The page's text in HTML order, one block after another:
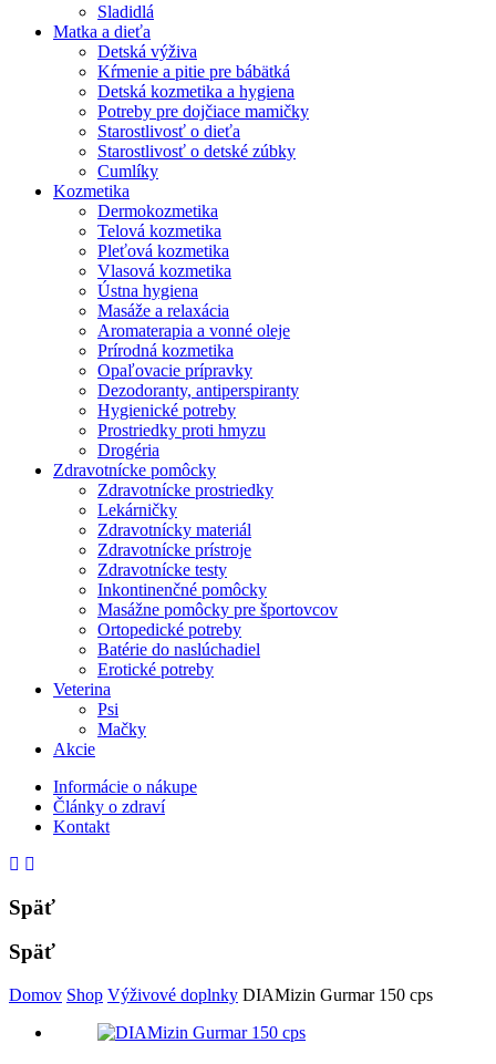
Sladidlá
Matka a dieťa
Detská výživa
Kŕmenie a pitie pre bábätká
Detská kozmetika a hygiena
Potreby pre dojčiace mamičky
Starostlivosť o dieťa
Starostlivosť o detské zúbky
Cumlíky
Kozmetika
Dermokozmetika
Telová kozmetika
Pleťová kozmetika
Vlasová kozmetika
Ústna hygiena
Masáže a relaxácia
Aromaterapia a vonné oleje
Prírodná kozmetika
Opaľovacie prípravky
Dezodoranty, antiperspiranty
Hygienické potreby
Prostriedky proti hmyzu
Drogéria
Zdravotnícke pomôcky
Zdravotnícke prostriedky
Lekárničky
Zdravotnícky materiál
Zdravotnícke prístroje
Zdravotnícke testy
Inkontinenčné pomôcky
Masážne pomôcky pre športovcov
Ortopedické potreby
Batérie do naslúchadiel
Erotické potreby
Veterina
Psi
Mačky
Akcie
Informácie o nákupe
Články o zdraví
Kontakt
Späť
Späť
Domov Shop Výživové doplnky DIAMizin Gurmar 150 cps